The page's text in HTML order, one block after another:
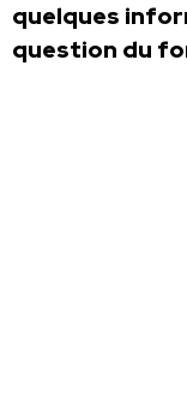
quelques
question du